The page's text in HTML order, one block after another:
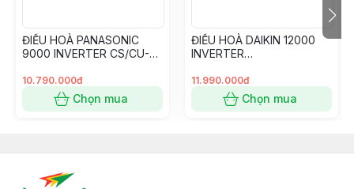
ĐIỀU HOÀ PANASONIC
9000 INVERTER CS/CU-
10.790.000đ
Chọn mua
ĐIỀU HOÀ DAIKIN 12000
INVERTER
V
11.990.000đ
Chọn mua